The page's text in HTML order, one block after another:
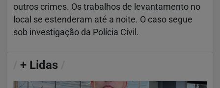
outros crimes. Os trabalhos de levantamento no
local se estenderam até a noite. O caso segue
sob investigação da Polícia Civil.
+ Lidas